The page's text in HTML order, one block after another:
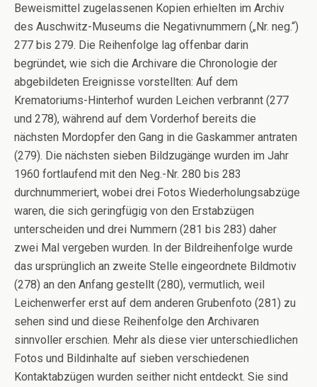
Beweismittel zugelassenen Kopien erhielten im Archiv
des Auschwitz-Museums die Negativnummern („Nr. neg.“)
277 bis 279. Die Reihenfolge lag offenbar darin
begründet, wie sich die Archivare die Chronologie der
abgebildeten Ereignisse vorstellten: Auf dem
Krematoriums-Hinterhof wurden Leichen verbrannt (277
und 278), während auf dem Vorderhof bereits die
nächsten Mordopfer den Gang in die Gaskammer antraten
(279). Die nächsten sieben Bildzugänge wurden im Jahr
1960 fortlaufend mit den Neg.-Nr. 280 bis 283
durchnummeriert, wobei drei Fotos Wiederholungsabzüge
waren, die sich geringfügig von den Erstabzügen
unterscheiden und drei Nummern (281 bis 283) daher
zwei Mal vergeben wurden. In der Bildreihenfolge wurde
das ursprünglich an zweite Stelle eingeordnete Bildmotiv
(278) an den Anfang gestellt (280), vermutlich, weil
Leichenwerfer erst auf dem anderen Grubenfoto (281) zu
sehen sind und diese Reihenfolge den Archivaren
sinnvoller erschien. Mehr als diese vier unterschiedlichen
Fotos und Bildinhalte auf sieben verschiedenen
Kontaktabzügen wurden seither nicht entdeckt. Sie sind